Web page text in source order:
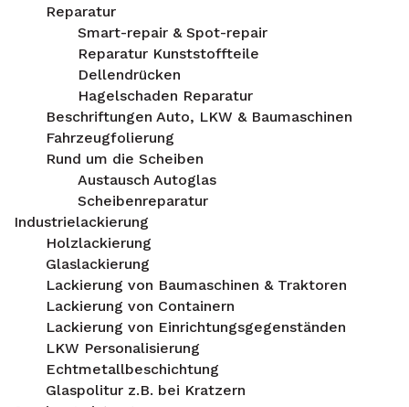
Reparatur
Smart-repair & Spot-repair
Reparatur Kunststoffteile
Dellendrücken
Hagelschaden Reparatur
Beschriftungen Auto, LKW & Baumaschinen
Fahrzeugfolierung
Rund um die Scheiben
Austausch Autoglas
Scheibenreparatur
Industrielackierung
Holzlackierung
Glaslackierung
Lackierung von Baumaschinen & Traktoren
Lackierung von Containern
Lackierung von Einrichtungsgegenständen
LKW Personalisierung
Echtmetallbeschichtung
Glaspolitur z.B. bei Kratzern